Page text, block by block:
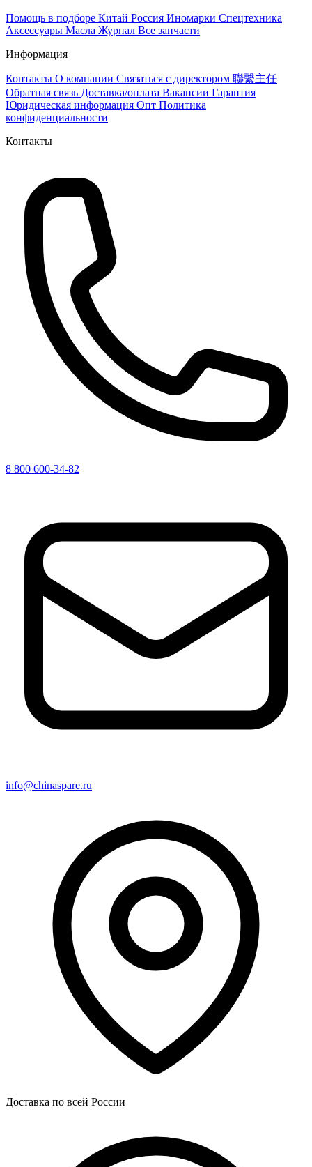
Помощь в подборе Китай Россия Иномарки Спецтехника
Аксессуары Масла Журнал Все запчасти
Информация
Контакты О компании Связаться с директором 聯繫主任
Обратная связь Доставка/оплата Вакансии Гарантия
Юридическая информация Опт Политика
конфиденциальности
Контакты
8 800 600-34-82
info@chinaspare.ru
Доставка по всей России